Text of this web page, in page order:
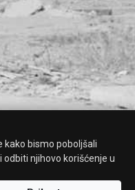
kako bismo poboljšali
njihovo korišćenje u